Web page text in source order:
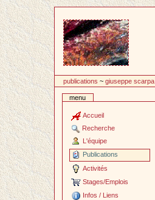
contenu
publications ~giuseppe scarpa
menu
Accueil
Recherche
L'équipe
Publications
Activités
Stages/Emplois
Infos / Liens